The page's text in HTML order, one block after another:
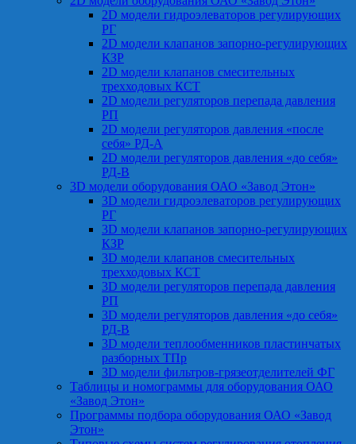
2D модели гидроэлеваторов регулирующих
РГ
2D модели клапанов запорно-регулирующих
КЗР
2D модели клапанов смесительных
трехходовых КСТ
2D модели регуляторов перепада давления
РП
2D модели регуляторов давления «после
себя» РД-А
2D модели регуляторов давления «до себя»
РД-В
3D модели оборудования ОАО «Завод Этон»
3D модели гидроэлеваторов регулирующих
РГ
3D модели клапанов запорно-регулирующих
КЗР
3D модели клапанов смесительных
трехходовых КСТ
3D модели регуляторов перепада давления
РП
3D модели регуляторов давления «до себя»
РД-В
3D модели теплообменников пластинчатых
разборных ТПр
3D модели фильтров-грязеотделителей ФГ
Таблицы и номограммы для оборудования ОАО
«Завод Этон»
Программы подбора оборудования ОАО «Завод
Этон»